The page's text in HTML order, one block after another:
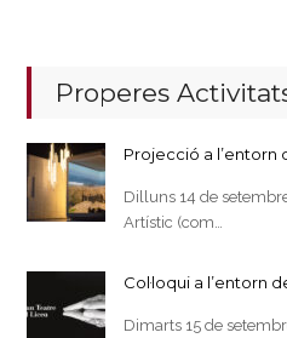
Properes
Projecció a l’entorn
Dilluns 14 de
Artístic (com…
Col·loqui a l’entorn
Dimarts 15 de